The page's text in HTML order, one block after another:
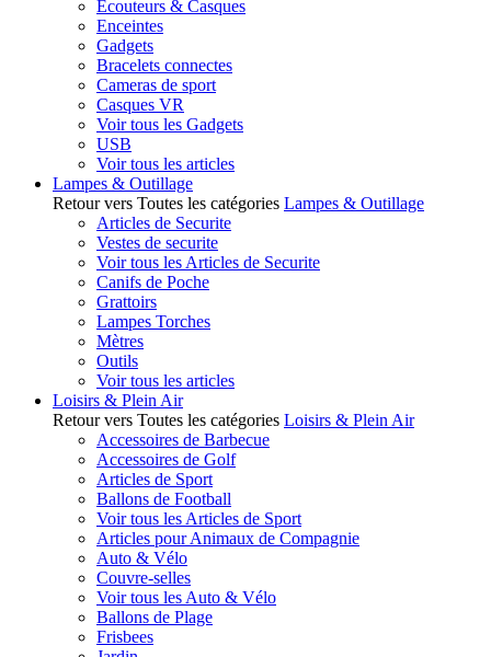
Ecouteurs & Casques
Enceintes
Gadgets
Bracelets connectes
Cameras de sport
Casques VR
Voir tous les Gadgets
USB
Voir tous les articles
Lampes & Outillage
Retour vers Toutes les catégories Lampes & Outillage
Articles de Securite
Vestes de securite
Voir tous les Articles de Securite
Canifs de Poche
Grattoirs
Lampes Torches
Mètres
Outils
Voir tous les articles
Loisirs & Plein Air
Retour vers Toutes les catégories Loisirs & Plein Air
Accessoires de Barbecue
Accessoires de Golf
Articles de Sport
Ballons de Football
Voir tous les Articles de Sport
Articles pour Animaux de Compagnie
Auto & Vélo
Couvre-selles
Voir tous les Auto & Vélo
Ballons de Plage
Frisbees